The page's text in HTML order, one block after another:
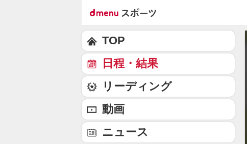
TOP
日程・結果
リーディング
動画
ニュース